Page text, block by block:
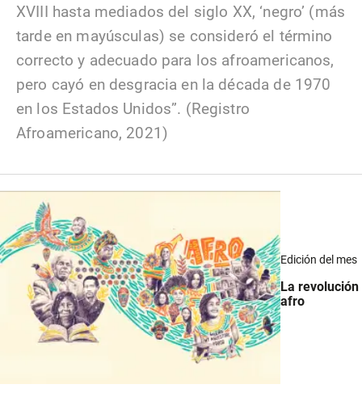
XVIII hasta mediados del siglo XX, ‘negro’ (más
tarde en mayúsculas) se consideró el término
correcto y adecuado para los afroamericanos,
pero cayó en desgracia en la década de 1970
en los Estados Unidos”. (Registro
Afroamericano, 2021)
Edición del mes
La revolución
afro